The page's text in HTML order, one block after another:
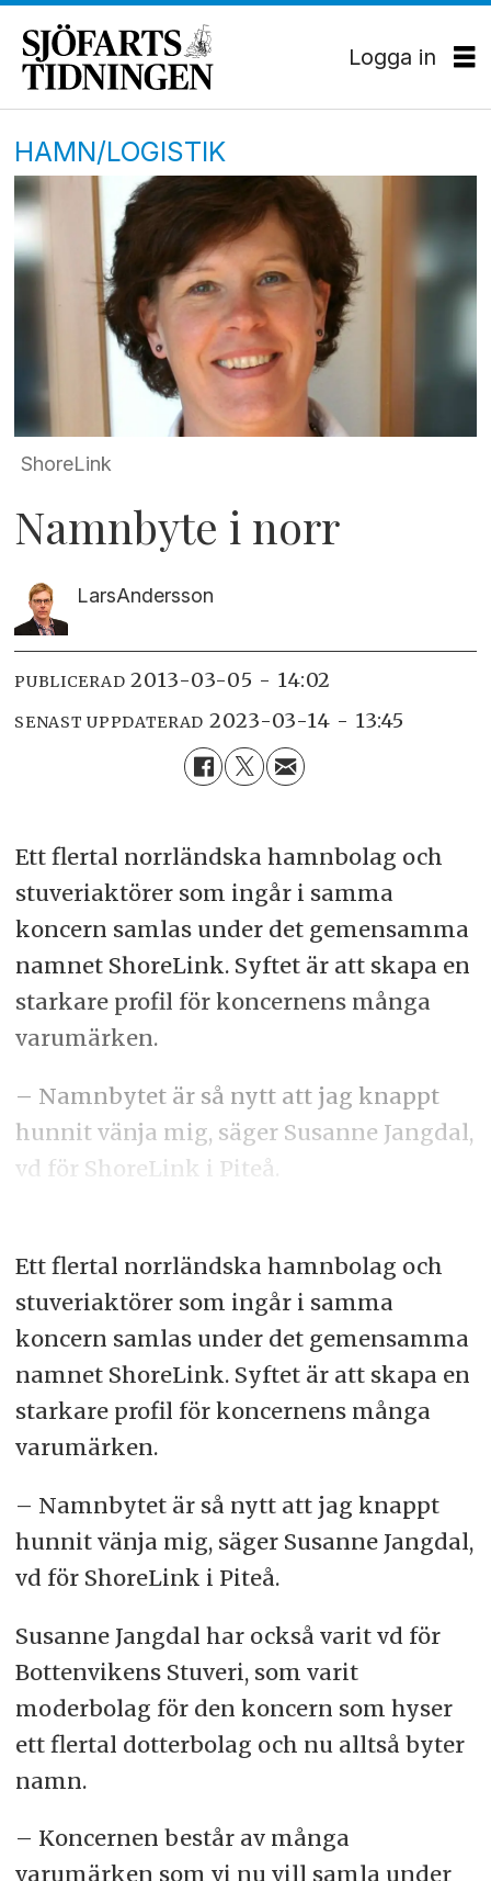
Logga in
HAMN/LOGISTIK
ShoreLink
Namnbyte i norr
LarsAndersson
PUBLICERAD 2013-03-05 - 14:02
SENAST UPPDATERAD 2023-03-14 - 13:45
Ett flertal norrländska hamnbolag och
stuveriaktörer som ingår i samma
koncern samlas under det gemensamma
namnet ShoreLink. Syftet är att skapa en
starkare profil för koncernens många
varumärken.
– Namnbytet är så nytt att jag knappt
hunnit vänja mig, säger Susanne Jangdal,
vd för ShoreLink i Piteå.
Ett flertal norrländska hamnbolag och
stuveriaktörer som ingår i samma
koncern samlas under det gemensamma
namnet ShoreLink. Syftet är att skapa en
starkare profil för koncernens många
varumärken.
– Namnbytet är så nytt att jag knappt
hunnit vänja mig, säger Susanne Jangdal,
vd för ShoreLink i Piteå.
Susanne Jangdal har också varit vd för
Bottenvikens Stuveri, som varit
moderbolag för den koncern som hyser
ett flertal dotterbolag och nu alltså byter
namn.
– Koncernen består av många
varumärken som vi nu vill samla under